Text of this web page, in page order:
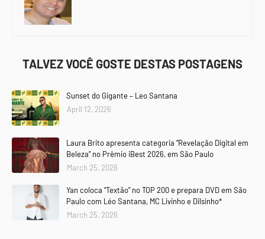
TALVEZ VOCÊ GOSTE DESTAS POSTAGENS
Sunset do Gigante – Leo Santana
April 12, 2026
Laura Brito apresenta categoria “Revelação Digital em
Beleza” no Prêmio iBest 2026, em São Paulo
March 25, 2026
Yan coloca “Textão” no TOP 200 e prepara DVD em São
Paulo com Léo Santana, MC Livinho e Dilsinho*
March 25, 2026